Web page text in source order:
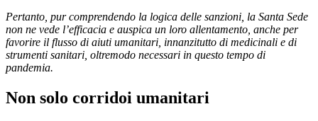
Pertanto, pur comprendendo la logica delle sanzioni, la Santa Sede
non ne vede l’efficacia e auspica un loro allentamento, anche per
favorire il flusso di aiuti umanitari, innanzitutto di medicinali e di
strumenti sanitari, oltremodo necessari in questo tempo di
pandemia.
Non solo corridoi umanitari